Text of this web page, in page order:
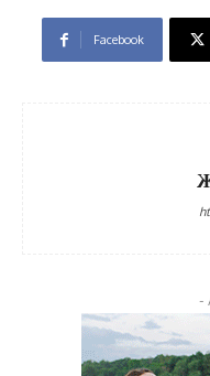
Facebook
-